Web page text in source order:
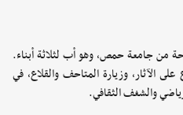
من جامعة حمص، وهو أب لثلاثة أبناء.
الآثار، وزيارة المتاحف والقلاع، في
والشغف الثقافي.